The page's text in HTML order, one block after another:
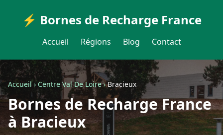
⚡ Bornes de Recharge France
Accueil Régions Blog Contact
Accueil›Centre Val De Loire›Bracieux
Bornes de Recharge France
à Bracieux